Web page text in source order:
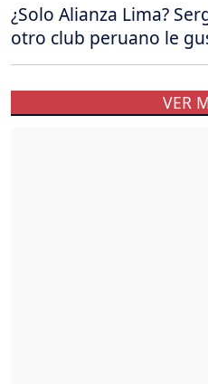
¿Solo Alianza Lima?
otro club peruano le
VER